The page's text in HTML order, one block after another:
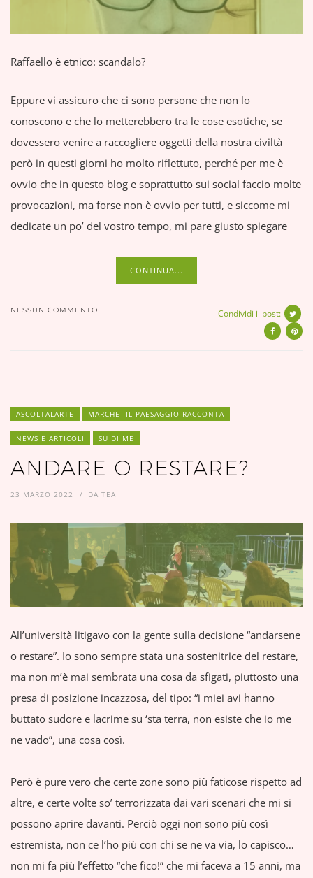
Raffaello è etnico: scandalo?
Eppure vi assicuro che ci sono persone che non lo
conoscono e che lo metterebbero tra le cose esotiche, se
dovessero venire a raccogliere oggetti della nostra civiltà
però in questi giorni ho molto riflettuto, perché per me è
ovvio che in questo blog e soprattutto sui social faccio molte
provocazioni, ma forse non è ovvio per tutti, e siccome mi
dedicate un po’ del vostro tempo, mi pare giusto spiegare
CONTINUA...
NESSUN COMMENTO Condividi il post:
ASCOLTALARTE MARCHE- IL PAESAGGIO RACCONTA
NEWS E ARTICOLI SU DI ME
ANDARE O RESTARE?
23 MARZO 2022 DA TEA
All’università litigavo con la gente sulla decisione “andarsene
o restare”. Io sono sempre stata una sostenitrice del restare,
ma non m’è mai sembrata una cosa da sfigati, piuttosto una
presa di posizione incazzosa, del tipo: “i miei avi hanno
buttato sudore e lacrime su ‘sta terra, non esiste che io me
ne vado”, una cosa così.
Però è pure vero che certe zone sono più faticose rispetto ad
altre, e certe volte so’ terrorizzata dai vari scenari che mi si
possono aprire davanti. Perciò oggi non sono più così
estremista, non ce l’ho più con chi se ne va via, lo capisco…
non mi fa più l’effetto “che fico!” che mi faceva a 15 anni, ma